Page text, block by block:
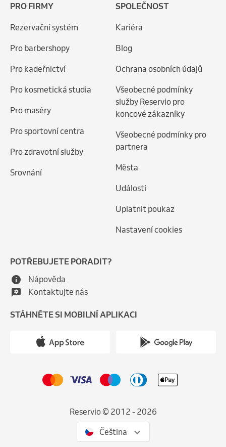
PRO FIRMY
Rezervační systém
Pro barbershopy
Pro kadeřnictví
Pro kosmetická studia
Pro maséry
Pro sportovní centra
Pro zdravotní služby
Srovnání
SPOLEČNOST
Kariéra
Blog
Ochrana osobních údajů
Všeobecné podmínky
služby Reservio pro
koncové zákazníky
Všeobecné podmínky pro
partnera
Města
Události
Uplatnit poukaz
Nastavení cookies
POTŘEBUJETE PORADIT?
Nápověda
Kontaktujte nás
STÁHNĚTE SI MOBILNÍ APLIKACI
Reservio © 2012 - 2026
Čeština